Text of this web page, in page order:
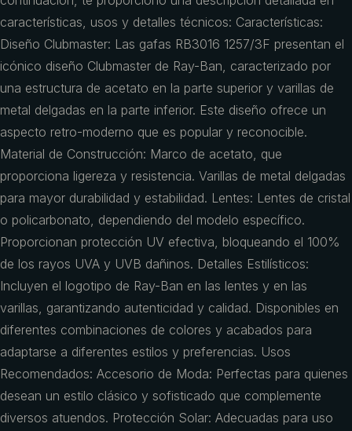
características, usos y detalles técnicos: Características:
Diseño Clubmaster: Las gafas RB3016 1257/3F presentan el
icónico diseño Clubmaster de Ray-Ban, caracterizado por
una estructura de acetato en la parte superior y varillas de
metal delgadas en la parte inferior. Este diseño ofrece un
aspecto retro-moderno que es popular y reconocible.
Material de Construcción: Marco de acetato, que
proporciona ligereza y resistencia. Varillas de metal delgadas
para mayor durabilidad y estabilidad. Lentes: Lentes de cristal
o policarbonato, dependiendo del modelo específico.
Proporcionan protección UV efectiva, bloqueando el 100%
de los rayos UVA y UVB dañinos. Detalles Estilísticos:
Incluyen el logotipo de Ray-Ban en las lentes y en las
varillas, garantizando autenticidad y calidad. Disponibles en
diferentes combinaciones de colores y acabados para
adaptarse a diferentes estilos y preferencias. Usos
Recomendados: Accesorio de Moda: Perfectas para quienes
desean un estilo clásico y sofisticado que complemente
diversos atuendos. Protección Solar: Adecuadas para uso